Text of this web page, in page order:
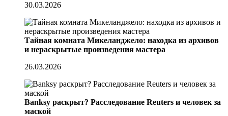
30.03.2026
Тайная комната Микеланджело: находка из архивов
и нераскрытые произведения мастера
26.03.2026
Banksy раскрыт? Расследование Reuters и человек за
маской